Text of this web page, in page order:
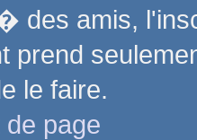
des amis,
prend
le faire.
page